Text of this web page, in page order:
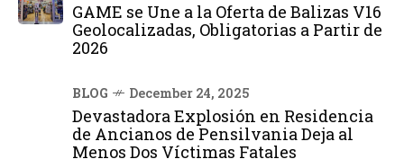
GAME se Une a la Oferta de Balizas V16
Geolocalizadas, Obligatorias a Partir de
2026
BLOG December 24, 2025
Devastadora Explosión en Residencia
de Ancianos de Pensilvania Deja al
Menos Dos Víctimas Fatales